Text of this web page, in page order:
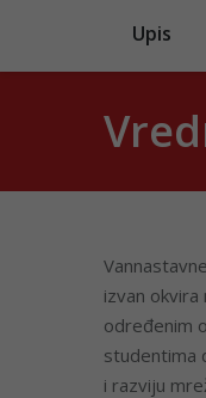
Upis
izvan
određenim
studentima
i razviju